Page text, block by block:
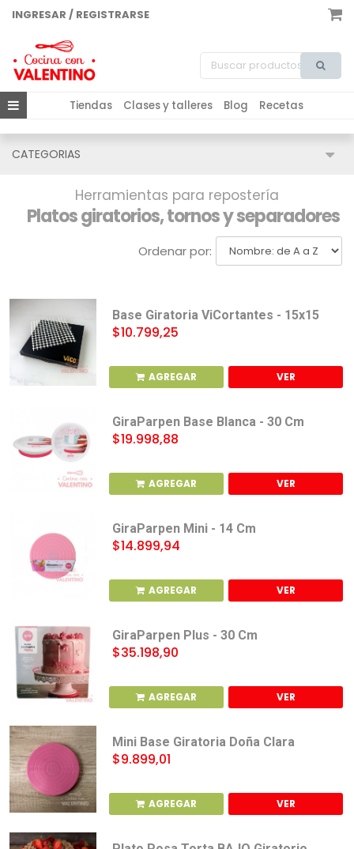
INGRESAR / REGISTRARSE
Tiendas Clases y talleres Blog Recetas
CATEGORIAS
Herramientas para repostería
Platos giratorios, tornos y separadores
Ordenar por:
Base Giratoria ViCortantes - 15x15
$10.799,25
AGREGAR VER
GiraParpen Base Blanca - 30 Cm
$19.998,88
AGREGAR VER
GiraParpen Mini - 14 Cm
$14.899,94
AGREGAR VER
GiraParpen Plus - 30 Cm
$35.198,90
AGREGAR VER
Mini Base Giratoria Doña Clara
$9.899,01
AGREGAR VER